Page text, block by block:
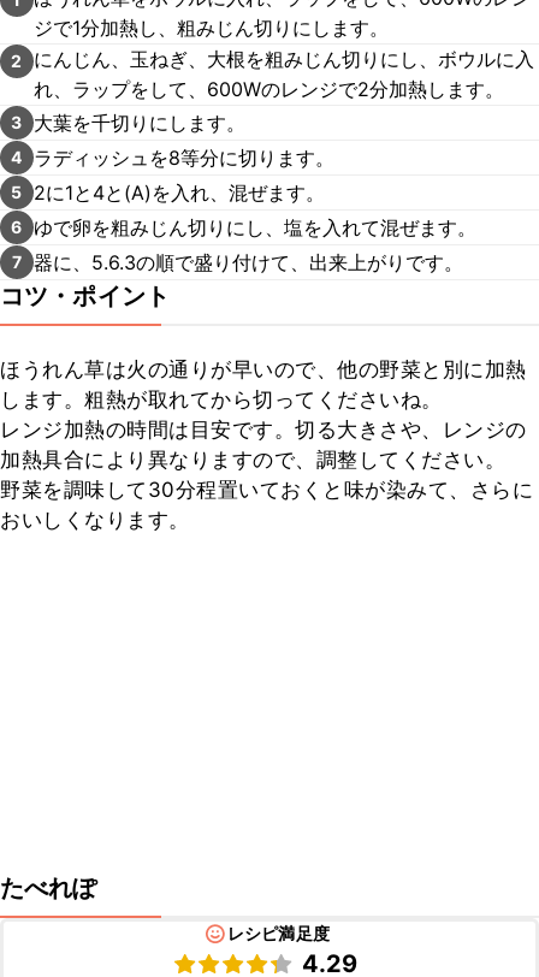
ジで1分加熱し、粗みじん切りにします。
2
にんじん、玉ねぎ、大根を粗みじん切りにし、ボウルに入
れ、ラップをして、600Wのレンジで2分加熱します。
3 大葉を千切りにします。
4 ラディッシュを8等分に切ります。
5 2に1と4と(A)を入れ、混ぜます。
6 ゆで卵を粗みじん切りにし、塩を入れて混ぜます。
7 器に、5.6.3の順で盛り付けて、出来上がりです。
コツ・ポイント
ほうれん草は火の通りが早いので、他の野菜と別に加熱
します。粗熱が取れてから切ってくださいね。
レンジ加熱の時間は目安です。切る大きさや、レンジの
加熱具合により異なりますので、調整してください。
野菜を調味して30分程置いておくと味が染みて、さらに
おいしくなります。
たべれぽ
レシピ満足度
4.29